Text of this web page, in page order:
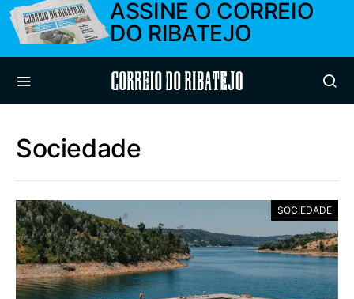
ASSINE O CORREIO
DO RIBATEJO
Correio do Ribatejo
Sociedade
SOCIEDADE